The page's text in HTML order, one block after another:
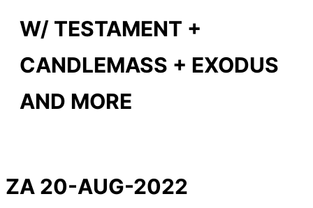
W/ TESTAMENT +
CANDLEMASS + EXODUS
AND MORE
ZA 20-AUG-2022